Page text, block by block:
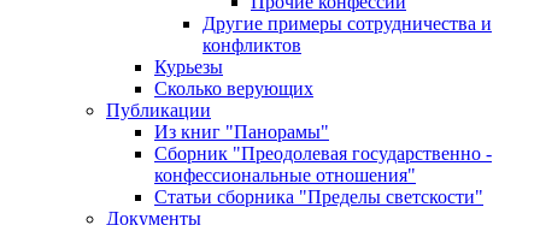
Другие примеры сотрудничества и
конфликтов
Курьезы
Сколько верующих
Публикации
Из книг "Панорамы"
Сборник "Преодолевая государственно -
конфессиональные отношения"
Статьи сборника "Пределы светскости"
Документы